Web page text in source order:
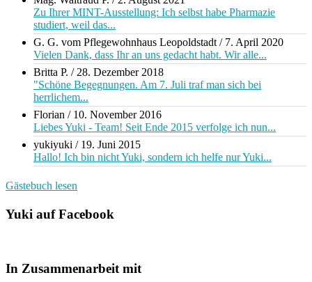
Zu Ihrer MINT-Ausstellung: Ich selbst habe Pharmazie
studiert, weil das...
G. G. vom Pflegewohnhaus Leopoldstadt / 7. April 2020
Vielen Dank, dass Ihr an uns gedacht habt. Wir alle...
Britta P. / 28. Dezember 2018
"Schöne Begegnungen. Am 7. Juli traf man sich bei
herrlichem...
Florian / 10. November 2016
Liebes Yuki - Team! Seit Ende 2015 verfolge ich nun...
yukiyuki / 19. Juni 2015
Hallo! Ich bin nicht Yuki, sondern ich helfe nur Yuki...
Gästebuch lesen
Yuki auf Facebook
In Zusammenarbeit mit